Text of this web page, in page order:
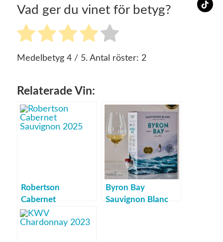
Vad ger du vinet för betyg?
Medelbetyg 4/ 5. Antal röster: 2
Relaterade Vin:
Robertson
Cabernet
Sauvignon 2025
Byron Bay
Sauvignon Blanc